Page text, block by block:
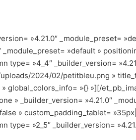
»4.21.0″ _module_preset=
_module_preset= »default »
type= »4_4″ _builder_version=
2024/02/petitbleu.png »
global_colors_info= »{} »][/
» _builder_version= »4.21.0″
» custom_padding_tablet=
type= »2_5″ _builder_version=